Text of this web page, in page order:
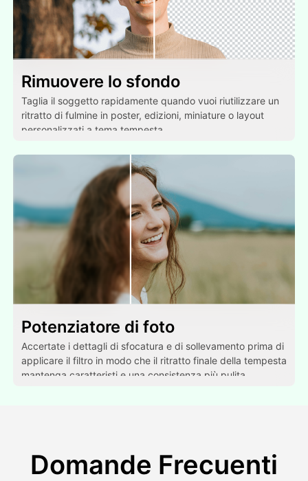
Rimuovere lo sfondo
Taglia il soggetto rapidamente quando vuoi riutilizzare un
ritratto di fulmine in poster, edizioni, miniature o layout
personalizzati a tema tempesta.
Potenziatore di foto
Accertate i dettagli di sfocatura e di sollevamento prima di
applicare il filtro in modo che il ritratto finale della tempesta
mantenga caratteristi e una consistenza più pulita.
Domande Frecuenti